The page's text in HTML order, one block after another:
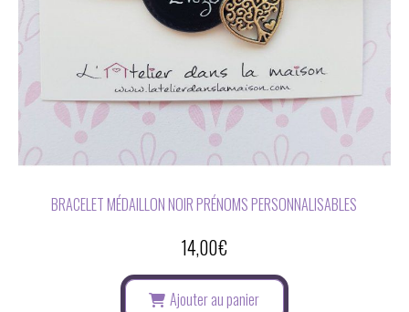
BRACELET MÉDAILLON NOIR PRÉNOMS PERSONNALISABLES
14,00€
Ajouter au panier